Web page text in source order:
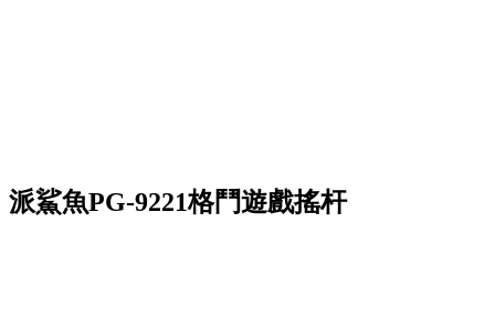
派鯊魚PG-9221格鬥遊戲搖杆